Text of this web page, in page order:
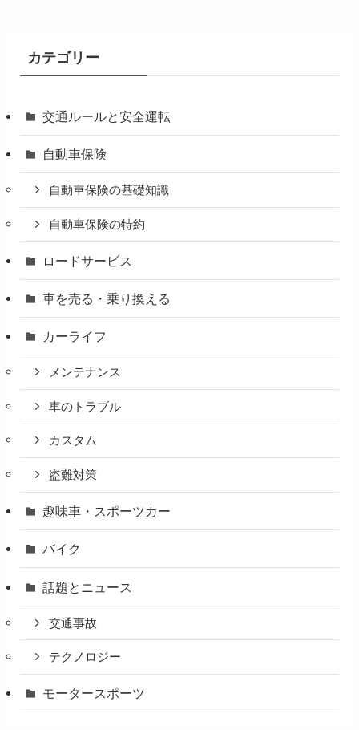
カテゴリー
交通ルールと安全運転
自動車保険
自動車保険の基礎知識
自動車保険の特約
ロードサービス
車を売る・乗り換える
カーライフ
メンテナンス
車のトラブル
カスタム
盗難対策
趣味車・スポーツカー
バイク
話題とニュース
交通事故
テクノロジー
モータースポーツ